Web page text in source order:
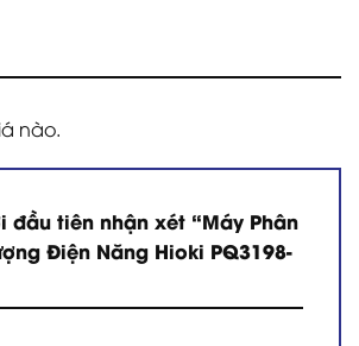
nào.
đầu tiên nhận xét “Máy Phân
Điện Năng Hioki PQ3198-